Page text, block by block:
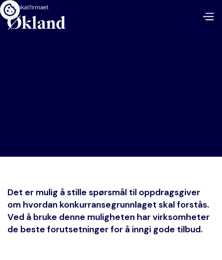
Det er mulig å stille spørsmål til oppdragsgiver
om hvordan konkurransegrunnlaget skal forstås.
Ved å bruke denne muligheten har virksomheter
de beste forutsetninger for å inngi gode tilbud.